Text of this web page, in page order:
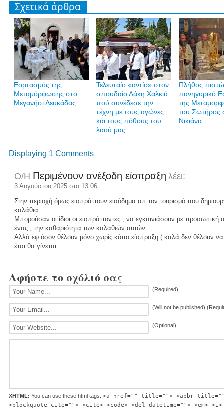
Σχετικά άρθρα
Εορτασμός της
Μεταμόρφωσης στο
Μεγανήσι Λευκάδας
Τελευταίο «αντίο» στον
σπουδαίο Λάκη Χαλκιά
πού συνέδεσε την
τέχνη με τους αγώνες
και τους πόθους του
λαού μας
Πλήθος
πανηγυρικό
της
του Σωτήρος
Νικιάνα
Displaying 1 Comments
Ο/Η Περιμένουν ανέξοδη είσπραξη λέει:
3 Αυγούστου 2025 στο 13:06
Στην περιοχή όμως εισπράττουν εισόδημα απ τον τουρισμό που
καλάθια.
Μπορούσαν οι ίδιοι οι εισπράττοντες , να εγκαινιάσουν με
ένας , την καθαριότητα των καλαθιών αυτών.
Αλλά εφ όσον θέλουν μόνο χωρίς κόπο είσπραξη ( καλά δεν θέλουν
έτσι θα γίνεται.
Αφήστε το σχόλιό σας
(Required)
(Will not be published)
(Optional)
XHTML: You can use these html tags: <a href="" title=""> <abbr
<blockquote cite=""> <cite> <code> <del datetime=""> <em>